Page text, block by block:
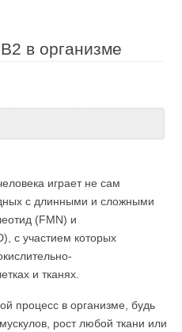
в организме
играет не сам
с длинными и сложными
(FMN) и
с участием которых
и тканях.
процесс в организме, будь
рост любой ткани или